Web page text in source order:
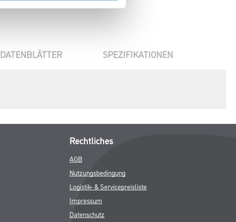
DATENBLÄTTER SPEZIFIKATIONEN
Rechtliches
AGB
Nutzungsbedingung
Logistik- & Servicepreisliste
Impressum
Datenschutz